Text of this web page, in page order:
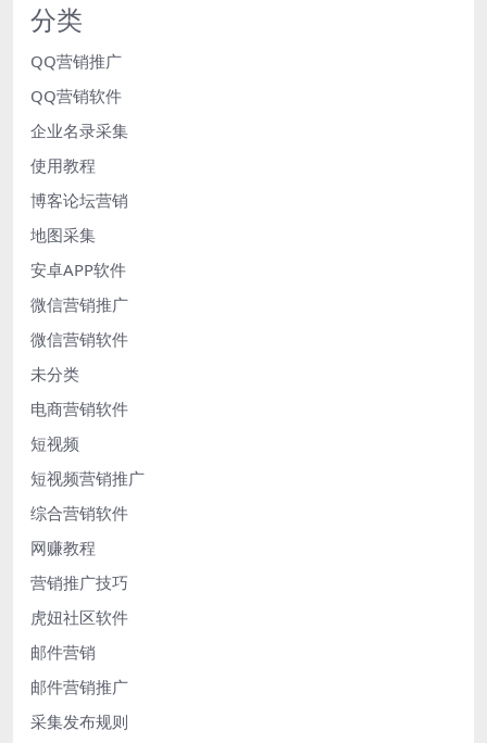
分类
QQ营销推广
QQ营销软件
企业名录采集
使用教程
博客论坛营销
地图采集
安卓APP软件
微信营销推广
微信营销软件
未分类
电商营销软件
短视频
短视频营销推广
综合营销软件
网赚教程
营销推广技巧
虎妞社区软件
邮件营销
邮件营销推广
采集发布规则